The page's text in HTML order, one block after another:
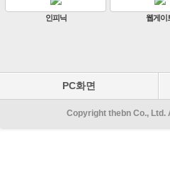
원우이엔지
PC화면
Copyright thebn Co.,